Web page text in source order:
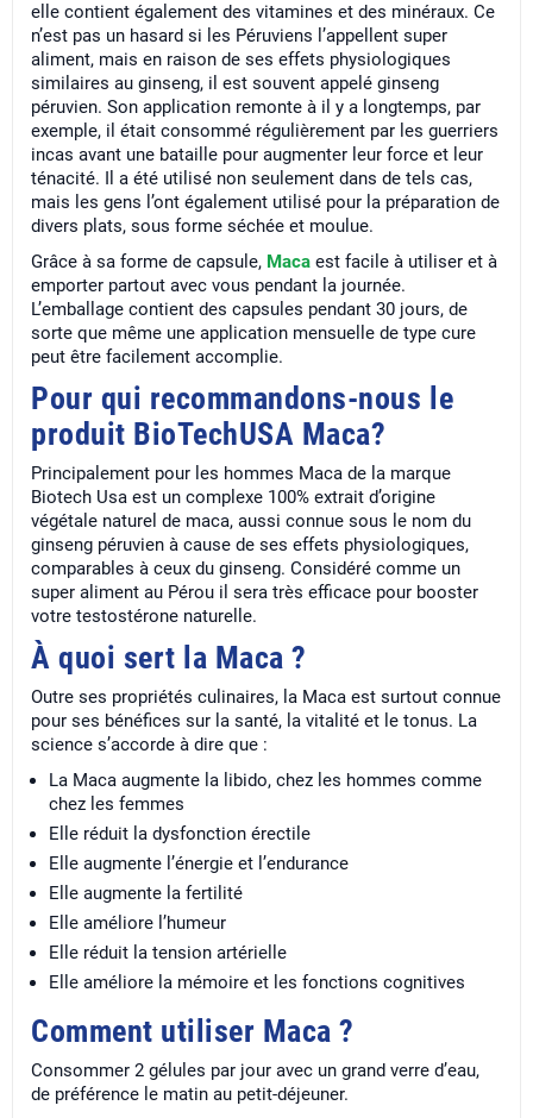
elle contient également des vitamines et des minéraux. Ce
n’est pas un hasard si les Péruviens l’appellent super
aliment, mais en raison de ses effets physiologiques
similaires au ginseng, il est souvent appelé ginseng
péruvien. Son application remonte à il y a longtemps, par
exemple, il était consommé régulièrement par les guerriers
incas avant une bataille pour augmenter leur force et leur
ténacité. Il a été utilisé non seulement dans de tels cas,
mais les gens l’ont également utilisé pour la préparation de
divers plats, sous forme séchée et moulue.
Grâce à sa forme de capsule, Maca est facile à utiliser et à
emporter partout avec vous pendant la journée.
L’emballage contient des capsules pendant 30 jours, de
sorte que même une application mensuelle de type cure
peut être facilement accomplie.
Pour qui recommandons-nous le
produit BioTechUSA Maca?
Principalement pour les hommes Maca de la marque
Biotech Usa est un complexe 100% extrait d’origine
végétale naturel de maca, aussi connue sous le nom du
ginseng péruvien à cause de ses effets physiologiques,
comparables à ceux du ginseng. Considéré comme un
super aliment au Pérou il sera très efficace pour booster
votre testostérone naturelle.
À quoi sert la Maca ?
Outre ses propriétés culinaires, la Maca est surtout connue
pour ses bénéfices sur la santé, la vitalité et le tonus. La
science s’accorde à dire que :
La Maca augmente la libido, chez les hommes comme
chez les femmes
Elle réduit la dysfonction érectile
Elle augmente l’énergie et l’endurance
Elle augmente la fertilité
Elle améliore l’humeur
Elle réduit la tension artérielle
Elle améliore la mémoire et les fonctions cognitives
Comment utiliser Maca ?
Consommer 2 gélules par jour avec un grand verre d’eau,
de préférence le matin au petit-déjeuner.